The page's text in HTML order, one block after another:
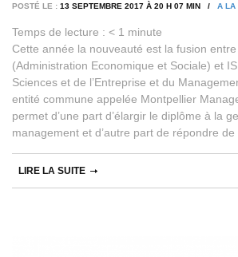
POSTÉ LE : 13 SEPTEMBRE 2017 À 20 H 07 MIN / A LA
Temps de lecture : < 1 minute
Cette année la nouveauté est la fusion entre
(Administration Economique et Sociale) et
Sciences et de l’Entreprise et du
entité commune appelée Montpellier
permet d’une part d’élargir le diplôme à la
management et d’autre part de répondre
LIRE LA SUITE